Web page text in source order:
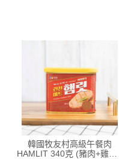
韓國牧友村高級午餐肉
HAMLIT 340克 (豬肉+雞肉)-